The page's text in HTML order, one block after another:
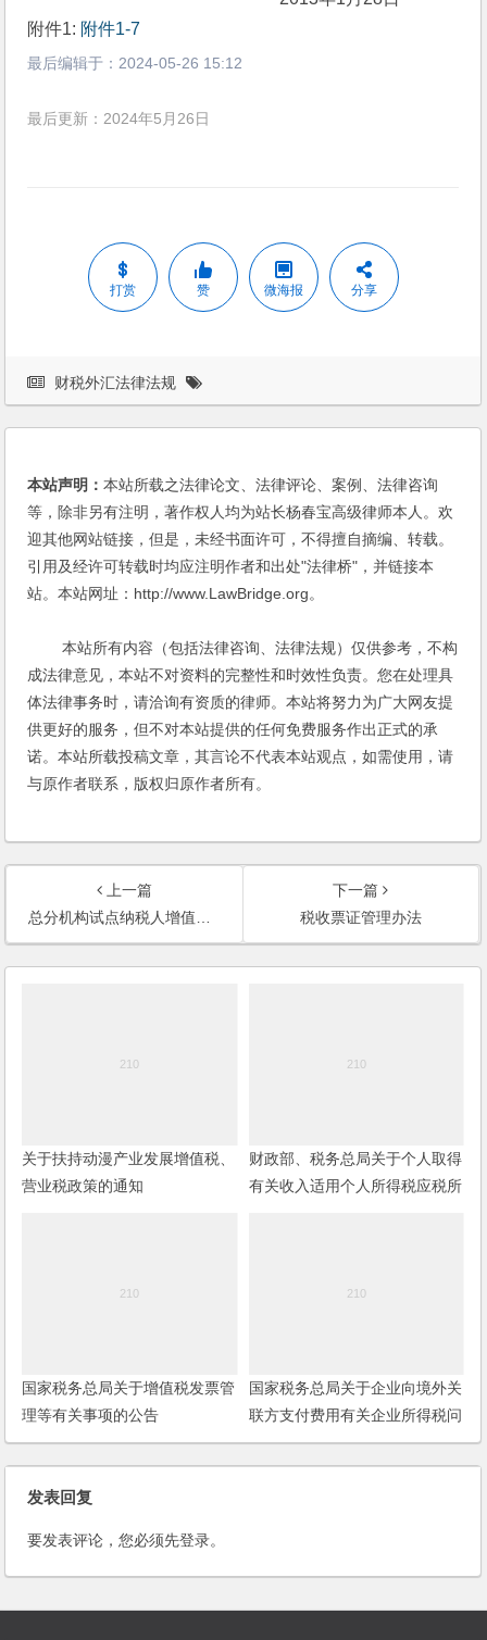
附件1: 附件1-7
最后编辑于： 2024-05-26 15:12
最后更新：2024年5月26日
打赏 赞 微海报 分享
财税外汇法律法规
本站声明：本站所载之法律论文、法律评论、案例、法律咨询
等，除非另有注明，著作权人均为站长杨春宝高级律师本人。欢
迎其他网站链接，但是，未经书面许可，不得擅自摘编、转载。
引用及经许可转载时均应注明作者和出处"法律桥"，并链接本
站。本站网址：http://www.LawBridge.org。
本站所有内容（包括法律咨询、法律法规）仅供参考，不构
成法律意见，本站不对资料的完整性和时效性负责。您在处理具
体法律事务时，请洽询有资质的律师。本站将努力为广大网友提
供更好的服务，但不对本站提供的任何免费服务作出正式的承
诺。本站所载投稿文章，其言论不代表本站观点，如需使用，请
与原作者联系，版权归原作者所有。
上一篇
总分机构试点纳税人增值税计算缴纳暂行办法
下一篇
税收票证管理办法
关于扶持动漫产业发展增值税、
营业税政策的通知
财政部、税务总局关于个人取得
有关收入适用个人所得税应税所
国家税务总局关于增值税发票管
理等有关事项的公告
国家税务总局关于企业向境外关
联方支付费用有关企业所得税问
题的公告
发表回复
要发表评论，您必须先登录。